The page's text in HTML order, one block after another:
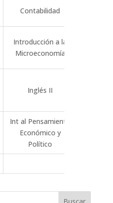
Contabilidad
Introducción a la
Microeconomía
Inglés II
Int al Pensamiento
Económico y
Político